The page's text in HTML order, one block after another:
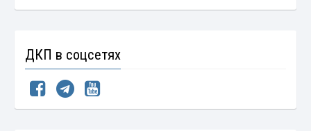
ДКП в соцсетях